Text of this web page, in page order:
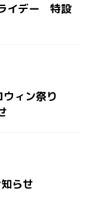
イデー 特設
ウィン祭り
らせ